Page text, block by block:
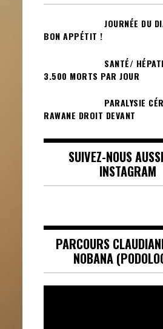
JOURNÉE DU
BON APPÉTIT !
SANTÉ/
3.500 MORTS PAR JOUR
PARALYSIE
RAWANE DROIT DEVANT
SUIVEZ-NOUS
INSTAGRAM
PARCOURS
NOBANA